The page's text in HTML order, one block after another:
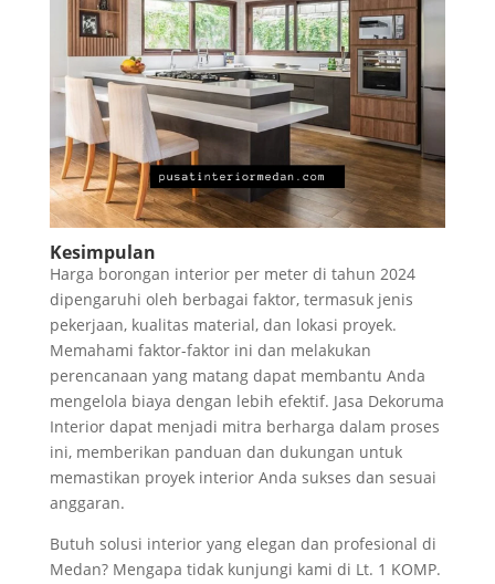
Kesimpulan
Harga borongan interior per meter di tahun 2024
dipengaruhi oleh berbagai faktor, termasuk jenis
pekerjaan, kualitas material, dan lokasi proyek.
Memahami faktor-faktor ini dan melakukan
perencanaan yang matang dapat membantu Anda
mengelola biaya dengan lebih efektif. Jasa Dekoruma
Interior dapat menjadi mitra berharga dalam proses
ini, memberikan panduan dan dukungan untuk
memastikan proyek interior Anda sukses dan sesuai
anggaran.
Butuh solusi interior yang elegan dan profesional di
Medan? Mengapa tidak kunjungi kami di Lt. 1 KOMP.